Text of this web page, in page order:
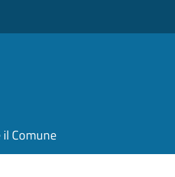
il Comune